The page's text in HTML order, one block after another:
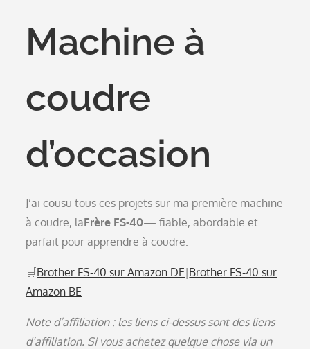
Machine à
coudre
d’occasion
J’ai cousu tous ces projets sur ma première machine
à coudre, laFrère FS-40— fiable, abordable et
parfait pour apprendre à coudre.
🛒Brother FS-40 sur Amazon DE|Brother FS-40 sur
Amazon BE
Note d’affiliation : les liens ci-dessus sont des liens
d’affiliation. Si vous achetez quelque chose via un